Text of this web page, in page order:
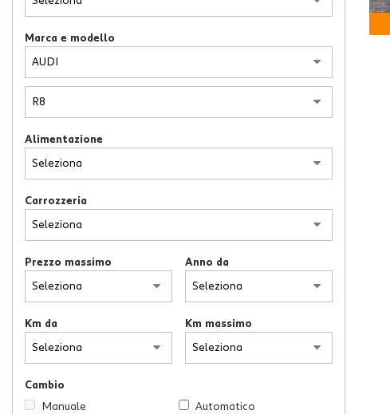
Marca e modello
Alimentazione
Carrozzeria
Prezzo massimo Anno da
Km da Km massimo
Cambio
Manuale
Automatico